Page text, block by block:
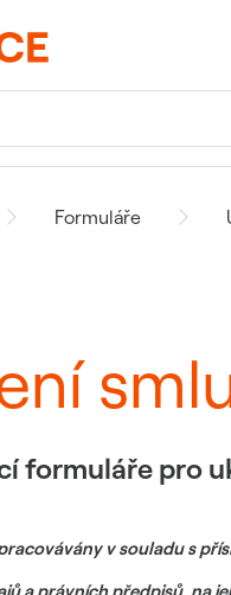
Formuláře
formuláře pro
v souladu s